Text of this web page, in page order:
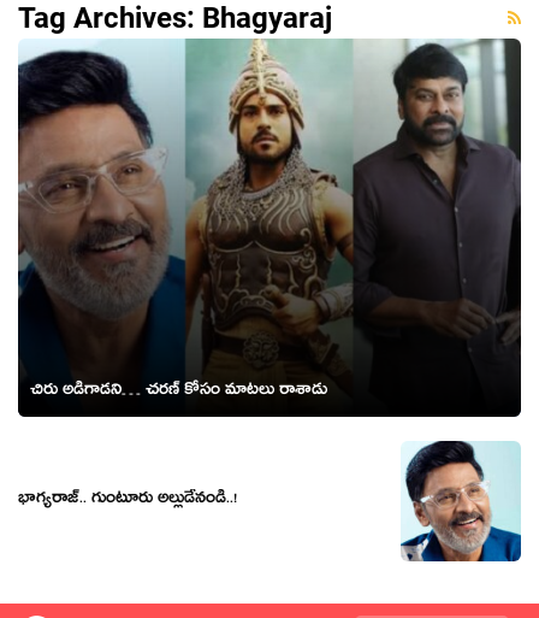
Tag Archives: Bhagyaraj
చిరు అడిగాడని… చరణ్ కోసం మాటలు రాశాడు
భాగ్యరాజ్.. గుంటూరు అల్లుడేనండి..!